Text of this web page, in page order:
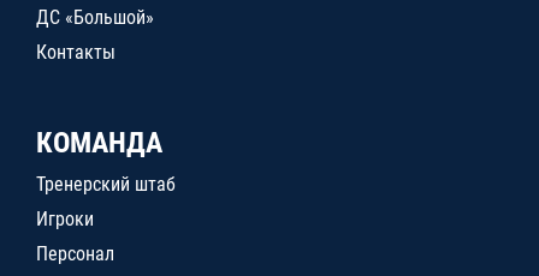
ДС «Большой»
Контакты
КОМАНДА
Тренерский штаб
Игроки
Персонал